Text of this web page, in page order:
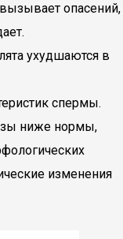
опасений,
ухудшаются в
спермы.
ниже нормы,
изменения